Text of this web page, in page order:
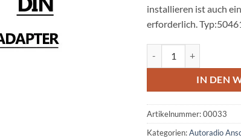
installieren ist auch
erforderlich.
IN DEN
Artikelnummer:00033
Kategorien:Autoradio